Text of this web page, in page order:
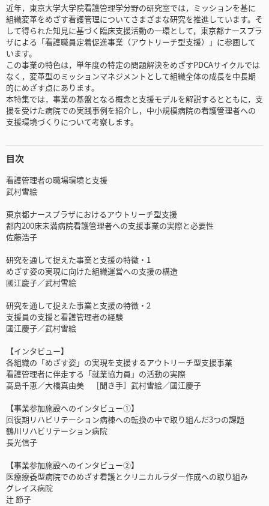
近年，東京大学大学院看護管理学分野の研究室では，ミッションを基に
組織変革をめざす看護管理についてさまざまな研究を推進しています。そ
して得られた知見に基づく臨床支援活動の一環として，東京都ナースプラ
ザによる「看護職員定着促進事業（アウトリーチ型支援）」に参画して
います。
この事業の特色は，単年度の特定の問題解決をめざすPDCAサイクルでは
なく，変革型のミッションマネジメントとして組織全体の成長を中長期
的にめざす点にあります。
本特集では，事業の基盤となる概念と支援モデルを解説するとともに，支
援を受けた病院での実践事例を紹介し，中小規模病院の看護管理者への
支援環境づくりについて考察します。
目次
看護管理者の職場環境と支援
武村雪絵
東京都ナースプラザにおけるアウトリーチ型支援
都内200床未満病院看護管理者への支援事業の実際と必要性
佐藤浩子
研究を通して捉えた事業と支援の特徴・1
めざす姿の実現に向けた組織運営への支援の構造
國江慶子／武村雪絵
研究を通して捉えた事業と支援の特徴・2
支援員の支援と看護管理者の経験
國江慶子／武村雪絵
【インタビュー】
各組織の「めざす姿」の実現を支援するアウトリーチ型支援事業
看護管理者に伴走する「就業協力員」の活動の実際
高島千恵／大橋真由美 ［聞き手］武村雪絵／國江慶子
【事業参加施設へのインタビュー①】
回復期リハビリテーション病棟への転換の中で取り組んだ3つの課題
鶴川リハビリテーション病院
長光信子
【事業参加施設へのインタビュー②】
医療療養型病院でのめざす看護とクリニカルラダー作成への取り組み
グレイス病院
辻 節子